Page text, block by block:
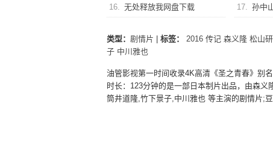
16. 无处释放我网盘下载 17. 孙中
类型： 剧情片 标签： 2016 传记 森义隆 松山
子 中川雅也
油管影视第一时间收录4K高清《圣之青春》别
时长：123分钟的是一部日本制片出品，由森
筒井道隆,竹下景子,中川雅也 等主演的剧情片;豆